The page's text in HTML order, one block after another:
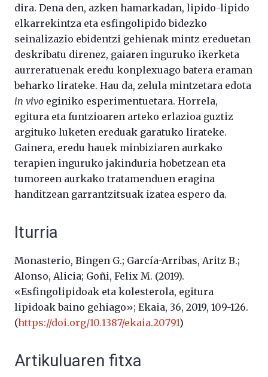
dira. Dena den, azken hamarkadan, lipido-lipido
elkarrekintza eta esfingolipido bidezko
seinalizazio ebidentzi gehienak mintz ereduetan
deskribatu direnez, gaiaren inguruko ikerketa
aurreratuenak eredu konplexuago batera eraman
beharko lirateke. Hau da, zelula mintzetara edota
in vivo eginiko esperimentuetara. Horrela,
egitura eta funtzioaren arteko erlazioa guztiz
argituko luketen ereduak garatuko lirateke.
Gainera, eredu hauek minbiziaren aurkako
terapien inguruko jakinduria hobetzean eta
tumoreen aurkako tratamenduen eragina
handitzean garrantzitsuak izatea espero da.
Iturria
Monasterio, Bingen G.; García-Arribas, Aritz B.;
Alonso, Alicia; Goñi, Felix M. (2019).
«Esfingolipidoak eta kolesterola, egitura
lipidoak baino gehiago»; Ekaia, 36, 2019, 109-126.
(https://doi.org/10.1387/ekaia.20791)
Artikuluaren fitxa